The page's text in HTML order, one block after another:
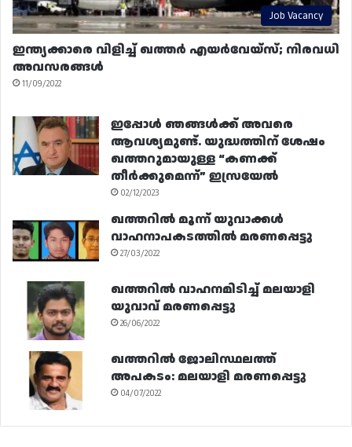
Job Vacancy
ഇന്ത്യക്കാരെ വിളിച്ച് ഖത്തർ എയർവേയ്‌സ്; നിരവധി
അവസരങ്ങൾ
11/09/2022
ഇപ്പോൾ ഞങ്ങൾക്ക് അവരെ
ആവശ്യമുണ്ട്. യുദ്ധത്തിന് ശേഷം
ഖത്തറുമായുള്ള “കണക്ക്
തീർക്കുമെന്ന്” ഇസ്രയേൽ
02/12/2023
ഖത്തറിൽ മൂന്ന് യുവാക്കൾ
വാഹനാപകടത്തിൽ മരണപ്പെട്ടു
27/03/2022
ഖത്തറിൽ വാഹനമിടിച്ച് മലയാളി
യുവാവ് മരണപ്പെട്ടു
26/06/2022
ഖത്തറിൽ ജോലിസ്ഥലത്ത്
അപകടം: മലയാളി മരണപ്പെട്ടു
04/07/2022